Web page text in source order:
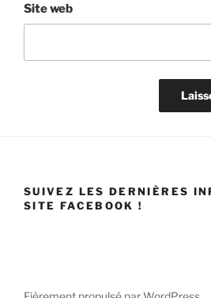
Site web
SUIVEZ LES DERNIÈRES
SITE FACEBOOK !